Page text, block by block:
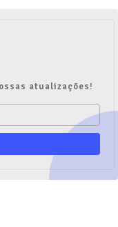
atualizações!